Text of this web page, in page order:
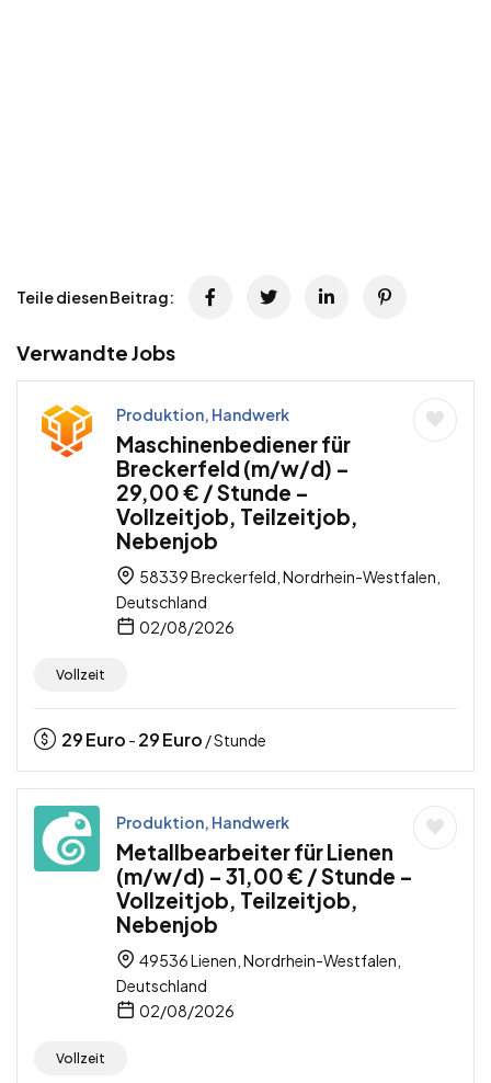
Teile diesen Beitrag:
Verwandte Jobs
Produktion, Handwerk
Maschinenbediener für
Breckerfeld (m/w/d) –
29,00 € / Stunde –
Vollzeitjob, Teilzeitjob,
Nebenjob
58339 Breckerfeld, Nordrhein-Westfalen,
Deutschland
02/08/2026
Vollzeit
29Euro - 29Euro / Stunde
Produktion, Handwerk
Metallbearbeiter für Lienen
(m/w/d) – 31,00 € / Stunde –
Vollzeitjob, Teilzeitjob,
Nebenjob
49536 Lienen, Nordrhein-Westfalen,
Deutschland
02/08/2026
Vollzeit